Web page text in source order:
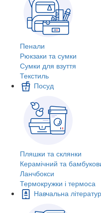
Пенали
Рюкзаки та сумки
Сумки для взуття
Текстиль
Посуд
Пляшки та склянки
Керамічний та
Ланчбокси
Термокружки і термоса
Навчальна